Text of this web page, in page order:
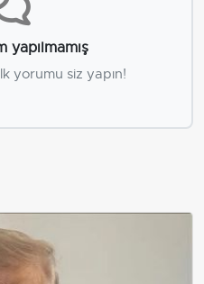
yapılmamış
yorumu siz yapın!